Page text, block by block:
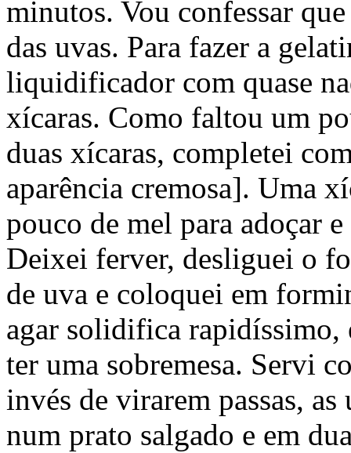
minutos. Vou confessar
das uvas. Para fazer a
liquidificador com quase
xícaras. Como faltou um
duas xícaras, completei
aparência cremosa]. Uma
pouco de mel para adoçar
Deixei ferver, desliguei o
de uva e coloquei em
agar solidifica rapidíssimo,
ter uma sobremesa. Servi
invés de virarem passas, as
num prato salgado e em